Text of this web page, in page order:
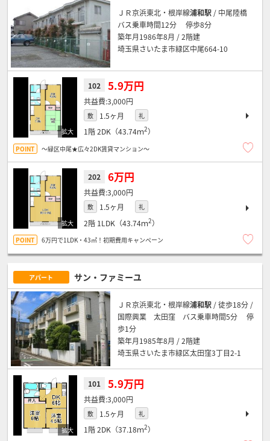
ＪＲ京浜東北・根岸線浦和駅 / 中尾陸橋
バス乗車時間12分 停歩8分
築年月1986年8月 / 2階建
埼玉県さいたま市緑区中尾664-10
102 5.9万円
3,000円
敷 1.5ヶ月 礼
1階2DK（43.74ｍ2）
～緑区中尾★広々2DK賃貸マンション～
202 6万円
3,000円
敷 1.5ヶ月 礼
2階 1LDK（43.74ｍ2）
6万円で1LDK・43㎡！初期費用キャンペーン
アパート サン・ファミーユ
ＪＲ京浜東北・根岸線浦和駅 / 徒歩18分 /
国際興業 太田窪 バス乗車時間5分 停
歩1分
築年月1985年8月 / 2階建
埼玉県さいたま市緑区太田窪3丁目2-1
101 5.9万円
3,000円
敷 1.5ヶ月 礼
1階2DK（37.18ｍ2）